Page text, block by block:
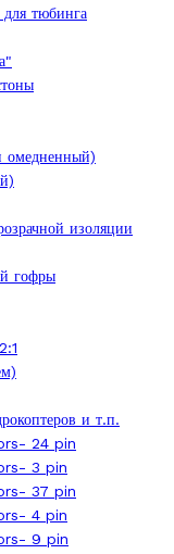
тюбинга
омедненный)
изоляции
гофры
и т.п.
24 pin
3 pin
37 pin
4 pin
9 pin